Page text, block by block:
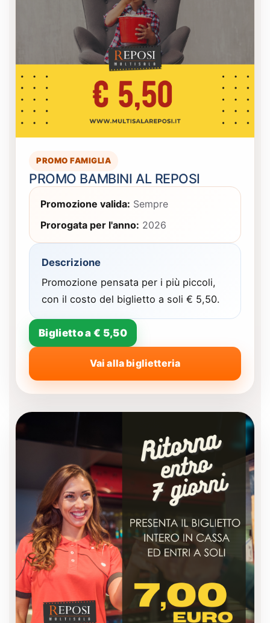
PROMO FAMIGLIA
PROMO BAMBINI AL REPOSI
Promozione valida: Sempre
Prorogata per l'anno: 2026
Descrizione
Promozione pensata per i più piccoli,
con il costo del biglietto a soli € 5,50.
Biglietto a € 5,50
Vai alla biglietteria